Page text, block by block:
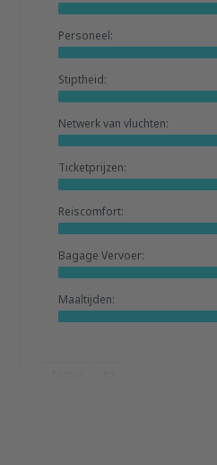
Personeel:
Stiptheid:
Netwerk van vluchten:
Ticketprijzen:
Reiscomfort:
Bagage Vervoer:
Maaltijden: